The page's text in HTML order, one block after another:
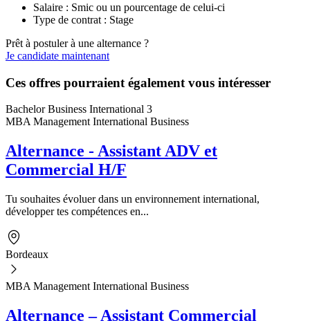
Salaire : Smic ou un pourcentage de celui-ci
Type de contrat : Stage
Prêt à postuler à une alternance ?
Je candidate maintenant
Ces offres pourraient également vous intéresser
Bachelor Business International 3
MBA Management International Business
Alternance - Assistant ADV et
Commercial H/F
Tu souhaites évoluer dans un environnement international,
développer tes compétences en...
Bordeaux
MBA Management International Business
Alternance – Assistant Commercial